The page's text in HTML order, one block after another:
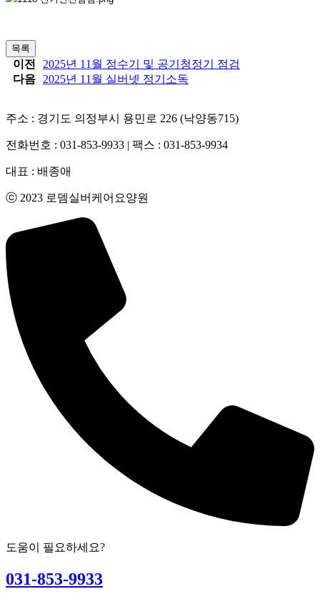
목록
이전
2025년 11월 정수기 및 공기청정기 점검
다음
2025년 11월 실버넷 정기소독
주소 : 경기도 의정부시 용민로 226 (낙양동715)
전화번호 : 031-853-9933 | 팩스 : 031-853-9934
대표 : 배종애
ⓒ 2023 로뎀실버케어요양원
도움이 필요하세요?
031-853-9933